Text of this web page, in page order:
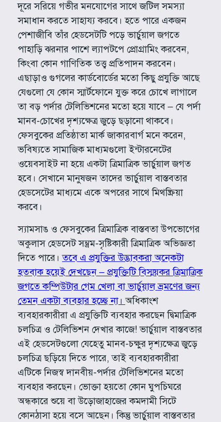
দূরে সরিয়ে গভীর মনযোগের সাথে জটিল সমস্যা
সমাধান করতে সাহায্য করবে। হতে পারে একজন
পেশাজীবি তাঁর হেডসেটটি পড়ে ভার্চুয়াল জগতে
পাহাড়ি ঝরনার পাশে ল্যাপটপে প্রোগ্রামিং করবেন,
কিংবা কোন গাণিতিক তত্ত্ব প্রতিপাদন করবেন।
এছাড়াও গুগলের কার্ডবোর্ডের মতো কিছু প্রযুক্তি আছে
যেগুলো যে কোন স্মার্টফোনে যুক্ত করে চোখে লাগালে
তা বড় পর্দার টেলিভিশনের মতো হয়ে যাবে – যে পর্দা
মানব-চোখের দৃশ্যক্ষেত্র জুড়ে ছড়ানো থাকবে।
ফেসবুকের প্রতিষ্ঠাতা মার্ক জাকারবার্গ মনে করেন,
ভবিষ্যতে সামাজিক মাধ্যমগুলো ইন্টারনেটের
ওয়েবসাইট না হয়ে একটা ত্রিমাত্রিক ভার্চুয়াল জগত
হবে। সেখানে মানুষজন তাদের ভার্চুয়াল বাস্তবতার
হেডসেটের মাধ্যমে একে অপরের সাথে মিথষ্ক্রিয়া
করবে।
স্যামসাঙ ও ফেসবুকের ত্রিমাত্রিক বাস্তবতা উপভোগের
অকুলাস হেডসেট সম্ভ্রম-সৃষ্টিকারী ত্রিমাত্রিক অভিজ্ঞতা
দিতে পারে।তবে এ প্রযুক্তির উদ্ভাবকরা অনেকটা
হতবাক হয়েই দেখছেন – প্রযুক্তিটি বিস্ময়কর ত্রিমাত্রিক
জগতে কম্পিউটার গেম খেলা বা ভার্চুয়াল ভ্রমণের জন্য
তেমন একটা ব্যবহার হচ্ছে না।অধিকাংশ
ব্যবহারকারীরা এ প্রযুক্তিটি ব্যবহার করছেন দ্বিমাত্রিক
চলচিত্র ও টেলিভিশন দেখার কাজে! ভার্চুয়াল বাস্তবতার
এই হেডসেটগুলো যেহেতু মানব-চক্ষুর দৃশ্যক্ষেত্র জুড়ে
চলচিত্র ছড়িয়ে দিতে পারে, তাই ব্যবহারকারীরা
এটিকে নিজস্ব দানবীয়-পর্দার টেলিভিশনের মতো
ব্যবহার করছেন। ভোক্তা হয়তো কোন ঘুপচিঘরে
অন্ধকারে শুয়ে বা উড়োজাহাজের কমদামী সিটে
কোনঠাসা হয়ে বসে আছেন। কিন্তু ভার্চুয়াল বাস্তবতার